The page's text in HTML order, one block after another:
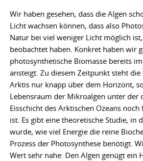
Wir haben gesehen, dass die Algen
Licht wachsen können, dass also
Natur bei viel weniger Licht möglich
beobachtet haben. Konkret haben wir
photosynthetische Biomasse bereits
ansteigt. Zu diesem Zeitpunkt steht
Arktis nur knapp über dem Horizont,
Lebensraum der Mikroalgen unter der
Eisschicht des Arktischen Ozeans
ist. Es gibt eine theoretische Studie, in
wurde, wie viel Energie die reine
Prozess der Photosynthese benötigt.
Wert sehr nahe: Den Algen genügt ein